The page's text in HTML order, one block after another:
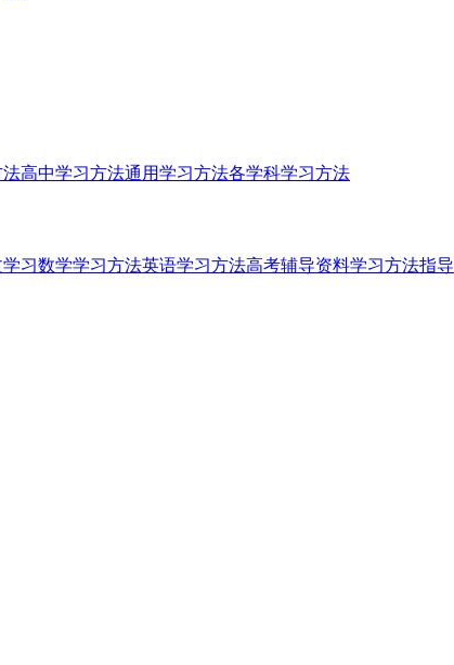
法高中学习方法通用学习方法各学科学习方法
习数学学习方法英语学习方法高考辅导资料学习方法指导